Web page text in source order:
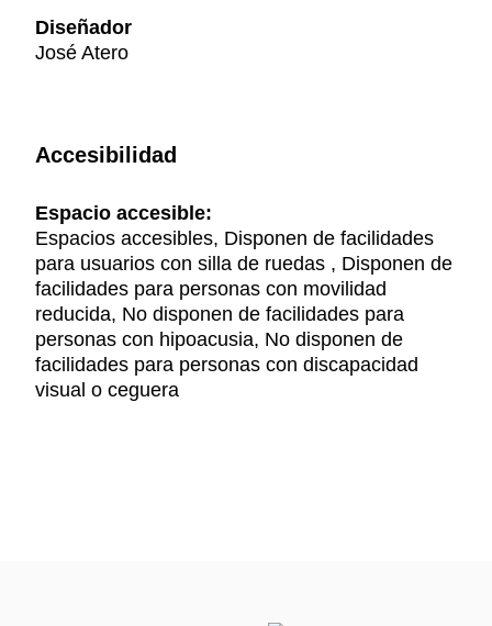
Diseñador
José Atero
Accesibilidad
Espacio accesible:
Espacios accesibles, Disponen de facilidades
para usuarios con silla de ruedas , Disponen de
facilidades para personas con movilidad
reducida, No disponen de facilidades para
personas con hipoacusia, No disponen de
facilidades para personas con discapacidad
visual o ceguera